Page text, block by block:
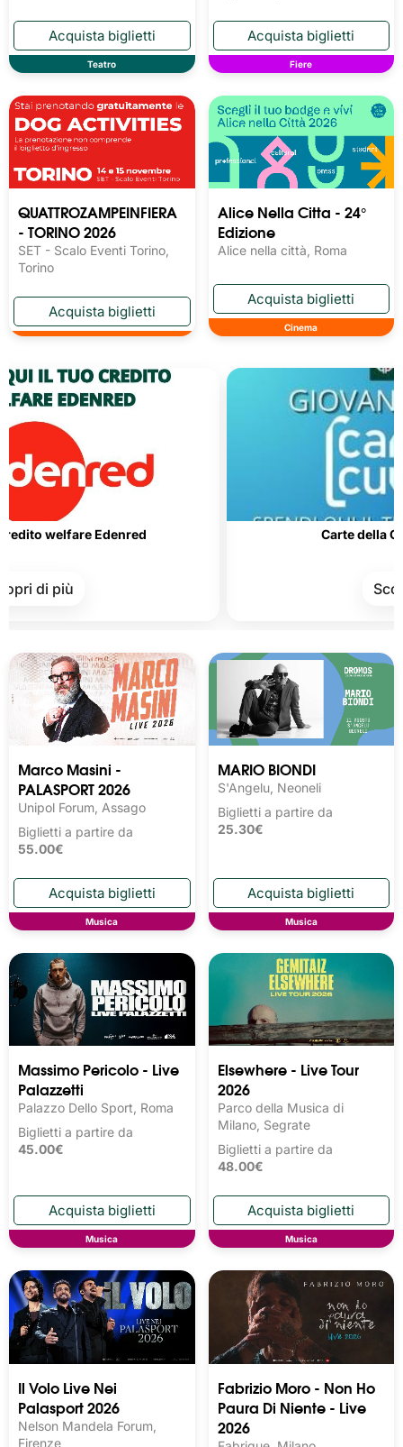
Teatro Fiere
QUATTROZAMPEINFIERA
- TORINO 2026
SET - Scalo Eventi Torino,
Torino
Alice Nella Citta - 24°
Edizione
Alice nella città, Roma
Cinema
Marco Masini -
PALASPORT 2026
Unipol Forum, Assago
Biglietti a partire da
55.00€
Musica
MARIO BIONDI
S'Angelu, Neoneli
Biglietti a partire da
25.30€
Musica
Massimo Pericolo - Live
Palazzetti
Palazzo Dello Sport, Roma
Biglietti a partire da
45.00€
Musica
Elsewhere - Live Tour
2026
Parco della Musica di
Milano, Segrate
Biglietti a partire da
48.00€
Musica
Il Volo Live Nei
Palasport 2026
Nelson Mandela Forum,
Firenze
Fabrizio Moro - Non Ho
Paura Di Niente - Live
2026
Edenred Carte della Cultura e
Scopri di più